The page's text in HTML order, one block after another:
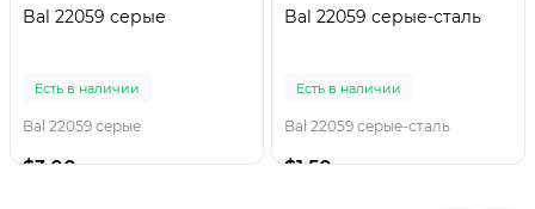
Bal 22059 серые
Есть в наличии
Bal 22059 серые
$3.00
Bal 22059 серые-сталь
Есть в наличии
Bal 22059 серые-сталь
$1.50